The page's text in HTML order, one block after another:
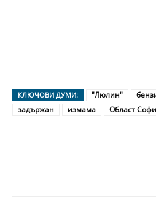
КЛЮЧОВИ ДУМИ: "Люлин"
задържан
измама Област